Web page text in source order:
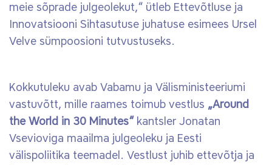
meie sõprade julgeolekut,“ ütleb Ettevõtluse ja
Innovatsiooni Sihtasutuse juhatuse esimees Ursel
Velve sümpoosioni tutvustuseks.
Kokkutuleku avab Vabamu ja Välisministeeriumi
vastuvõtt, mille raames toimub vestlus „Around
the World in 30 Minutes“ kantsler Jonatan
Vsevioviga maailma julgeoleku ja Eesti
välispoliitika teemadel. Vestlust juhib ettevõtja ja